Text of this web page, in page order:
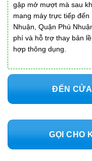
gập mở mượt mà sau
mang máy trực tiếp
Nhuận, Quận Phú
phí và hỗ trợ thay bản
hợp thông dụng.
ĐẾN
GỌI CHO